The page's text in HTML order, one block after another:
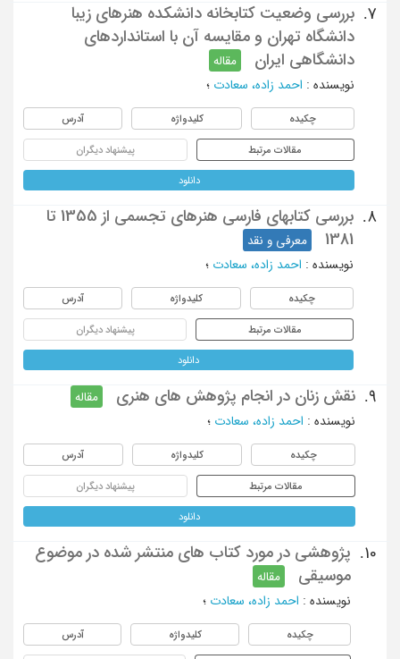
7.
بررسی وضعیت کتابخانه دانشکده هنرهای زیبا
دانشگاه تهران و مقایسه آن با استانداردهای
دانشگاهی ایران
مقاله
نویسنده : احمد زاده، سعادت ؛
چکیده کلیدواژه آدرس
مقالات مرتبط پیشنهاد دیگران
دانلود
8.
بررسی کتابهای فارسی هنرهای تجسمی از 1355 تا
1381
معرفی و نقد
نویسنده : احمد زاده، سعادت ؛
چکیده کلیدواژه آدرس
مقالات مرتبط پیشنهاد دیگران
دانلود
9. نقش زنان در انجام پژوهش های هنری
مقاله
نویسنده : احمد زاده، سعادت ؛
چکیده کلیدواژه آدرس
مقالات مرتبط پیشنهاد دیگران
دانلود
10.
پژوهشی در مورد کتاب های منتشر شده در موضوع
موسیقی
مقاله
نویسنده : احمد زاده، سعادت ؛
چکیده کلیدواژه آدرس